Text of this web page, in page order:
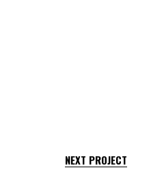
NEXT PROJECT